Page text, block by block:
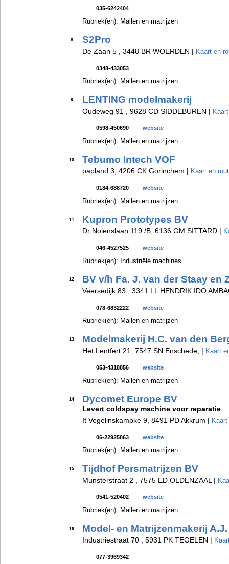
035-6242404
Rubriek(en): Mallen en matrijzen
8 S2Pro
De Zaan 5 , 3448 BR WOERDEN | Kaart en
0348-433053
Rubriek(en): Mallen en matrijzen
9 LENTING modelmakerij
Oudeweg 91 , 9628 CD SIDDEBUREN |
0598-450690 website
Rubriek(en): Mallen en matrijzen
10 Tebumo Intech VOF
papland 3, 4206 CK Gorinchem | Kaart en
0184-688720 website
Rubriek(en): Mallen en matrijzen
11 Kupron Prototypes BV
Dr Nolenslaan 119 /B, 6136 GM SITTARD |
046-4527525 website
Rubriek(en): Industriële machines
12 BV v/h Fa. J. van der Staay en
Veersedijk 83 , 3341 LL HENDRIK IDO
078-6832222 website
Rubriek(en): Mallen en matrijzen
13 Modelmakerij H.C. van den
Het Lentfert 21, 7547 SN Enschede, | Kaart
053-4318856 website
Rubriek(en): Mallen en matrijzen
14 Dycomet Europe BV
Levert coldspay machine voor reparatie
It Vegelinskampke 9, 8491 PD Akkrum |
06-22925863 website
Rubriek(en): Mallen en matrijzen
15 Tijdhof Persmatrijzen BV
Munsterstraat 2 , 7575 ED OLDENZAAL |
0541-520402 website
Rubriek(en): Mallen en matrijzen
16 Model- en Matrijzenmakerij
Industriestraat 70 , 5931 PK TEGELEN |
077-3969342